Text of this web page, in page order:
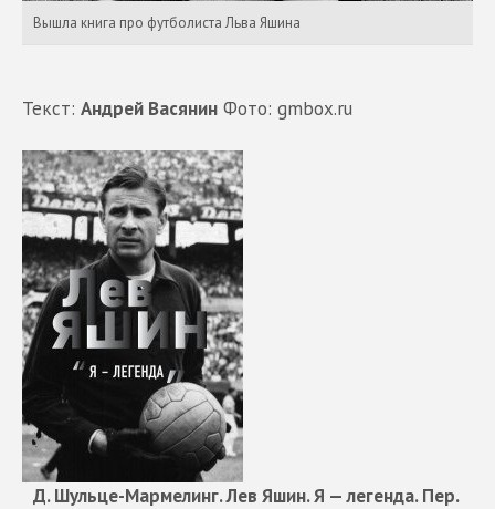
Вышла книга про футболиста Льва Яшина
Текст: Андрей Васянин Фото: gmbox.ru
Д. Шульце-Мармелинг. Лев Яшин. Я — легенда. Пер.